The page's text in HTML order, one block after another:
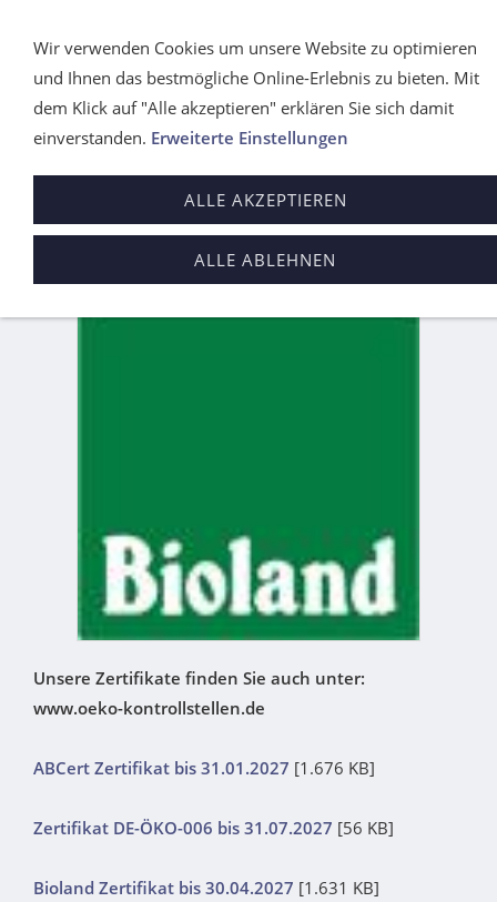
Sie sind hier:Startseite
Unsere Zertifikate finden Sie auch unter:
www.oeko-kontrollstellen.de
ABCert Zertifikat bis 31.01.2027 [1.676 KB]
Zertifikat DE-ÖKO-006 bis 31.07.2027 [56 KB]
Bioland Zertifikat bis 30.04.2027 [1.631 KB]
Wir verwenden Cookies um unsere Website zu optimieren
und Ihnen das bestmögliche Online-Erlebnis zu bieten. Mit
dem Klick auf "Alle akzeptieren" erklären Sie sich damit
einverstanden. Erweiterte Einstellungen
ALLE AKZEPTIEREN
ALLE ABLEHNEN